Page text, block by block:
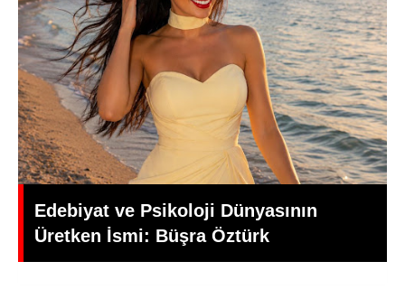
Yeşilçam’da Yas: Kadir İnanır Hayatını
Kaybetti, Yönetmen Mehmet Ali
Gündoğdu’dan Duygusal Veda